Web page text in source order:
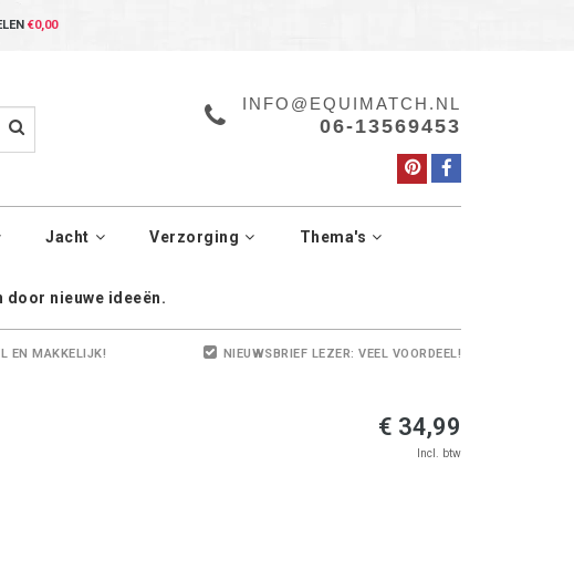
€0,00
INFO@EQUIMATCH.NL
06-13569453
Jacht Verzorging Thema's
door nieuwe ideeën.
EN MAKKELIJK! NIEUWSBRIEF LEZER: VEEL VOORDEEL!
€ 34,99
Incl. btw
pagina.